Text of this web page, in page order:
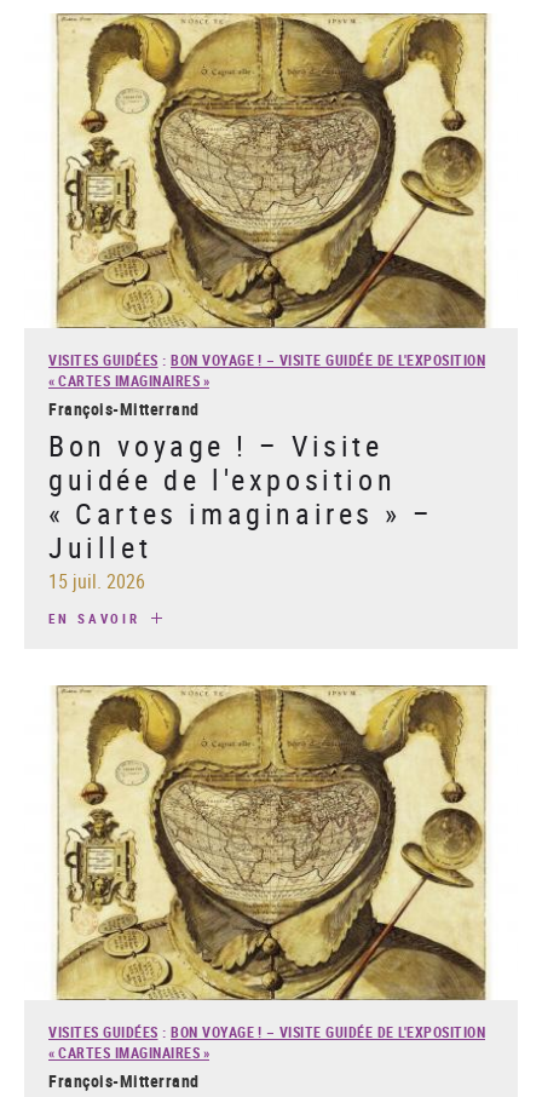
VISITES GUIDÉES : BON VOYAGE ! – VISITE GUIDÉE DE L'EXPOSITION
« CARTES IMAGINAIRES »
François-Mitterrand
Bon voyage ! – Visite
guidée de l'exposition
« Cartes imaginaires » –
Juillet
15 juil. 2026
EN SAVOIR
VISITES GUIDÉES : BON VOYAGE ! – VISITE GUIDÉE DE L'EXPOSITION
« CARTES IMAGINAIRES »
François-Mitterrand